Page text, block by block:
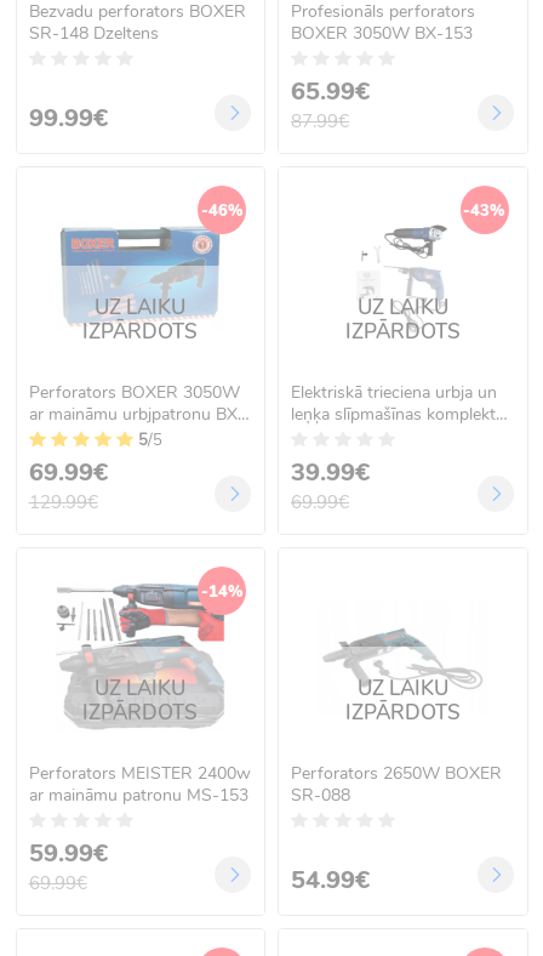
Bezvadu perforators BOXER
SR-148 Dzeltens
99.99€
Profesionāls perforators
BOXER 3050W BX-153
65.99€
87.99€
-46%
UZ LAIKU
IZPĀRDOTS
Perforators BOXER 3050W
ar maināmu urbjpatronu BX-
152S
5/5
69.99€
129.99€
-43%
UZ LAIKU
IZPĀRDOTS
Elektriskā trieciena urbja un
leņķa slīpmašīnas komplekts
39.99€
69.99€
-14%
UZ LAIKU
IZPĀRDOTS
Perforators MEISTER 2400w
ar maināmu patronu MS-153
59.99€
69.99€
UZ LAIKU
IZPĀRDOTS
Perforators 2650W BOXER
SR-088
54.99€